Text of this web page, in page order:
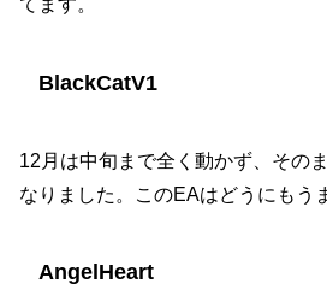
てます。
BlackCatV1
12月は中旬まで全く動かず、その
なりました。このEAはどうにもう
AngelHeart